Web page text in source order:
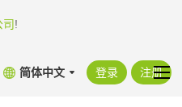
!
简体中文 登录 注册